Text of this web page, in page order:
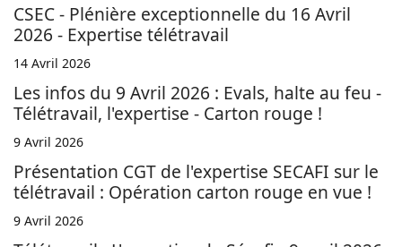
CSEC - Plénière exceptionnelle du 16 Avril
2026 - Expertise télétravail
14 Avril 2026
Les infos du 9 Avril 2026 : Evals, halte au feu -
Télétravail, l'expertise - Carton rouge !
9 Avril 2026
Présentation CGT de l'expertise SECAFI sur le
télétravail : Opération carton rouge en vue !
9 Avril 2026